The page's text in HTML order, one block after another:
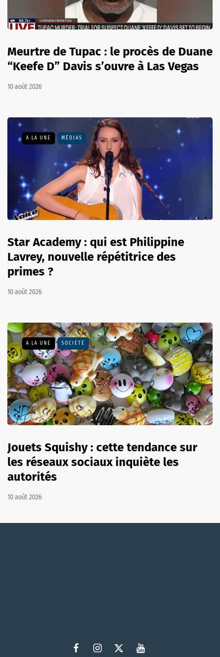
Meurtre de Tupac : le procès de Duane
“Keefe D” Davis s’ouvre à Las Vegas
10 août 2026
A LA UNE MÉDIAS
Star Academy : qui est Philippine
Lavrey, nouvelle répétitrice des
primes ?
10 août 2026
A LA UNE SOCIÉTÉ
Jouets Squishy : cette tendance sur
les réseaux sociaux inquiète les
autorités
10 août 2026